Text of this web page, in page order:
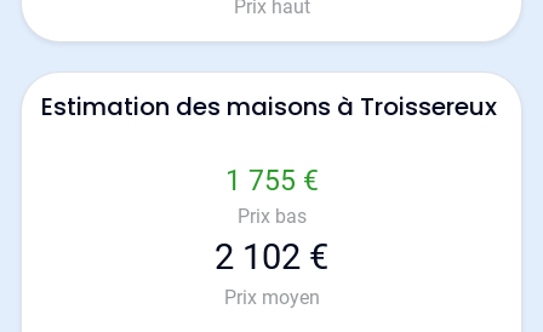
Prix haut
Estimation des maisons à Troissereux
1 755 €
Prix bas
2 102 €
Prix moyen